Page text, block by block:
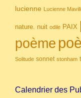
lucienne Lucienne
nature. nuit odile PAIX
poème
Solitude sonnet stonham
Calendrier des